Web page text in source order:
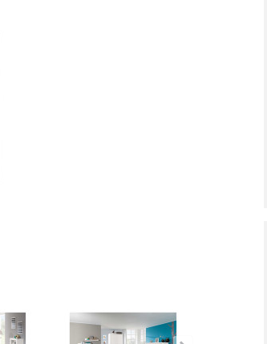
günstig!